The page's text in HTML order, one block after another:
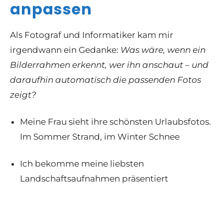
anpassen
Als Fotograf und Informatiker kam mir
irgendwann ein Gedanke: Was wäre, wenn ein
Bilderrahmen erkennt, wer ihn anschaut – und
daraufhin automatisch die passenden Fotos
zeigt?
Meine Frau sieht ihre schönsten Urlaubsfotos.
Im Sommer Strand, im Winter Schnee
Ich bekomme meine liebsten
Landschaftsaufnahmen präsentiert